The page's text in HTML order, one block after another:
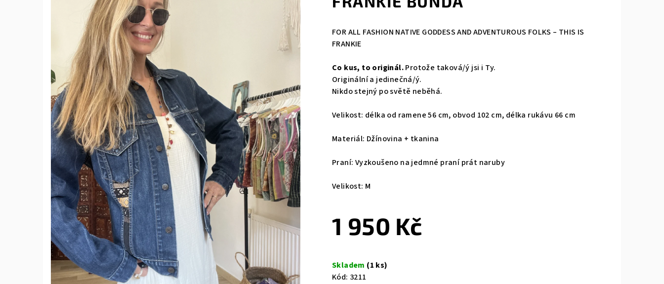
FOR ALL FASHION NATIVE GODDESS AND ADVENTUROUS FOLKS – THIS IS
FRANKIE
Co kus, to originál.Protože taková/ý jsi i Ty.
Originální a jedinečná/ý.
Nikdo stejný po světě neběhá.
Velikost: délka od ramene 56 cm, obvod 102 cm, délka rukávu 66 cm
Materiál: Džínovina + tkanina
Praní: Vyzkoušeno na jedmné praní prát naruby
Velikost: M
1 950 Kč
cena:
Skladem (1 ks)
Kód: 3211